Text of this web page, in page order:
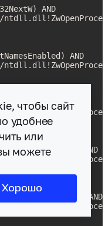
AND
AND
AND
AND
AND
чтобы сайт
удобнее
или
можете
Хорошо